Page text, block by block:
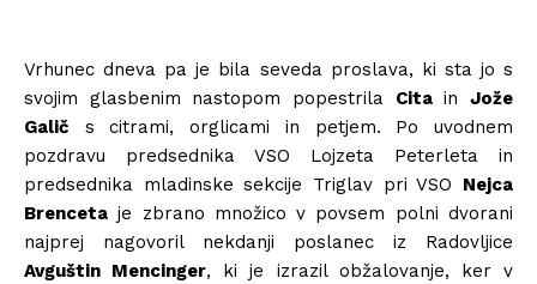
Vrhunec dneva pa je bila seveda proslava, ki sta jo s
svojim glasbenim nastopom popestrila CitainJože
Galič s citrami, orglicami in petjem. Po uvodnem
pozdravu predsednika VSO Lojzeta Peterleta in
predsednika mladinske sekcije Triglav pri VSO Nejca
Brenceta je zbrano množico v povsem polni dvorani
najprej nagovoril nekdanji poslanec iz Radovljice
Avguštin Mencinger, ki je izrazil obžalovanje, ker v